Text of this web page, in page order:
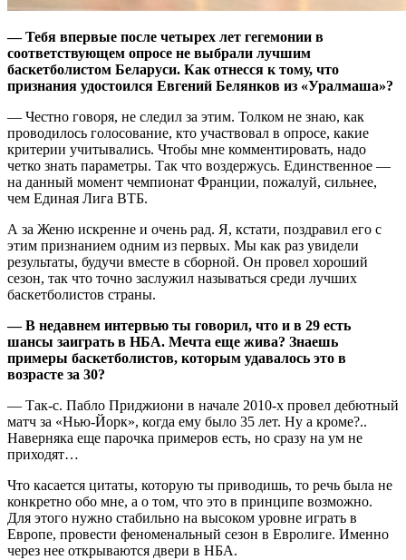
— Тебя впервые после четырех лет гегемонии в
соответствующем опросе не выбрали лучшим
баскетболистом Беларуси. Как отнесся к тому, что
признания удостоился Евгений Белянков из «Уралмаша»?
— Честно говоря, не следил за этим. Толком не знаю, как
проводилось голосование, кто участвовал в опросе, какие
критерии учитывались. Чтобы мне комментировать, надо
четко знать параметры. Так что воздержусь. Единственное —
на данный момент чемпионат Франции, пожалуй, сильнее,
чем Единая Лига ВТБ.
А за Женю искренне и очень рад. Я, кстати, поздравил его с
этим признанием одним из первых. Мы как раз увидели
результаты, будучи вместе в сборной. Он провел хороший
сезон, так что точно заслужил называться среди лучших
баскетболистов страны.
— В недавнем интервью ты говорил, что и в 29 есть
шансы заиграть в НБА. Мечта еще жива? Знаешь
примеры баскетболистов, которым удавалось это в
возрасте за 30?
— Так-с. Пабло Приджиони в начале 2010-х провел дебютный
матч за «Нью-Йорк», когда ему было 35 лет. Ну а кроме?..
Наверняка еще парочка примеров есть, но сразу на ум не
приходят…
Что касается цитаты, которую ты приводишь, то речь была не
конкретно обо мне, а о том, что это в принципе возможно.
Для этого нужно стабильно на высоком уровне играть в
Европе, провести феноменальный сезон в Евролиге. Именно
через нее открываются двери в НБА.